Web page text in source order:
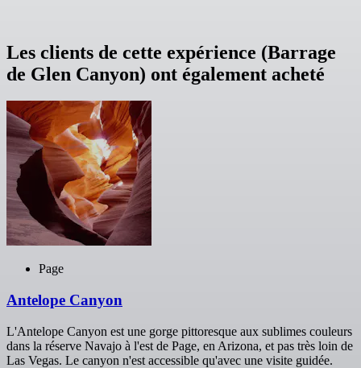
Les clients de cette expérience (Barrage
de Glen Canyon) ont également acheté
Page
Antelope Canyon
L'Antelope Canyon est une gorge pittoresque aux sublimes couleurs
dans la réserve Navajo à l'est de Page, en Arizona, et pas très loin de
Las Vegas. Le canyon n'est accessible qu'avec une visite guidée.